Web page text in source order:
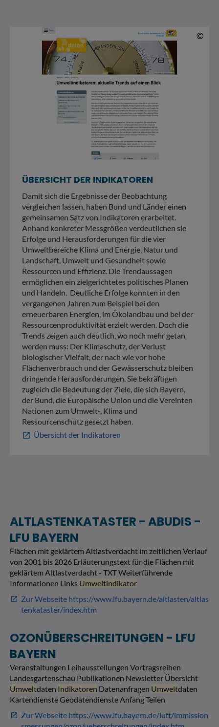
©
ÜBERSICHT DER INDIKATOREN
Damit sich die Ergebnisse der Beobachtung
vergleichen lassen, haben Bund und Länder einen
gemeinsamen Satz von Indikatoren erarbeitet.
Anhand konkreter Messgrößen verdeutlichen sie
Erfolge und Herausforderungen für die vier
Umweltbereiche Klima und Energie, Natur und
Landschaft, Umwelt und Gesundheit sowie
Ressourcen und Effizienz. Die Trendaussagen
ermöglichen ein zielgerichtetes politisches Planen
und Handeln. Deutliche Erfolge konnten in den
vergangenen Jahren zum Beispiel bei den
erneuerbaren Energien, im Ökolandbau und bei der
Ressourcenproduktivität erzielt werden. Doch die
Trends zeigen auch deutlich, wo noch mehr getan
werden muss: Der Klimaschutz, der Verlust
biologischer Vielfalt, der nach wie vor hohe
Flächenverbrauch und der Gewässerschutz bleiben
dringende Herausforderungen. Sie bekräftigen
zugleich die Bedeutung der Ziele, die sich Bayern,
der Bund, die Europäische Union und die Vereinten
Nationen zum Umwelt-, Klima und
Ressourcenschutz gesetzt haben.
open_in_new Übersicht der Indikatoren